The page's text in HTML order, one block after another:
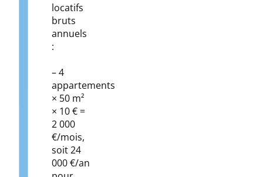
locatifs
bruts
annuels
:
– 4
appartements
× 50 m²
× 10 € =
2 000
€/mois,
soit 24
000 €/an